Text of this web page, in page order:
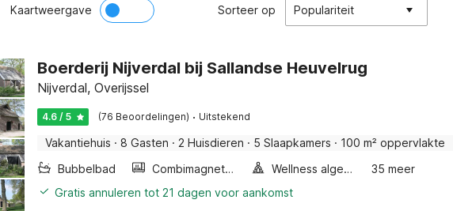
Kaartweergave Sorteer op Populariteit
Boerderij Nijverdal bij Sallandse Heuvelrug
Nijverdal, Overijssel
4.6 / 5 (76 Beoordelingen) · Uitstekend
Vakantiehuis · 8 Gasten · 2 Huisdieren · 5 Slaapkamers · 100 m² oppervlakte
Bubbelbad
Combimagnetron Wellness algemeen
35 meer
Gratis annuleren tot 21 dagen voor aankomst